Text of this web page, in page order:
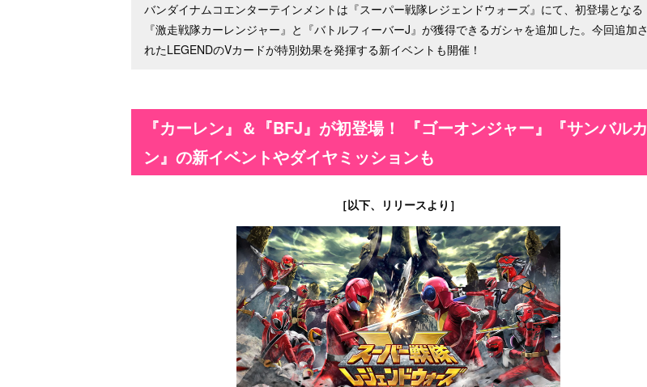
バンダイナムコエンターテインメントは『スーパー戦隊レジェンドウォーズ』にて、初登場となる
『激走戦隊カーレンジャー』と『バトルフィーバーJ』が獲得できるガシャを追加した。今回追加さ
れたLEGENDのVカードが特別効果を発揮する新イベントも開催！
『カーレン』＆『BFJ』が初登場！ 『ゴーオンジャー』『サンバルカ
ン』の新イベントやダイヤミッションも
［以下、リリースより］